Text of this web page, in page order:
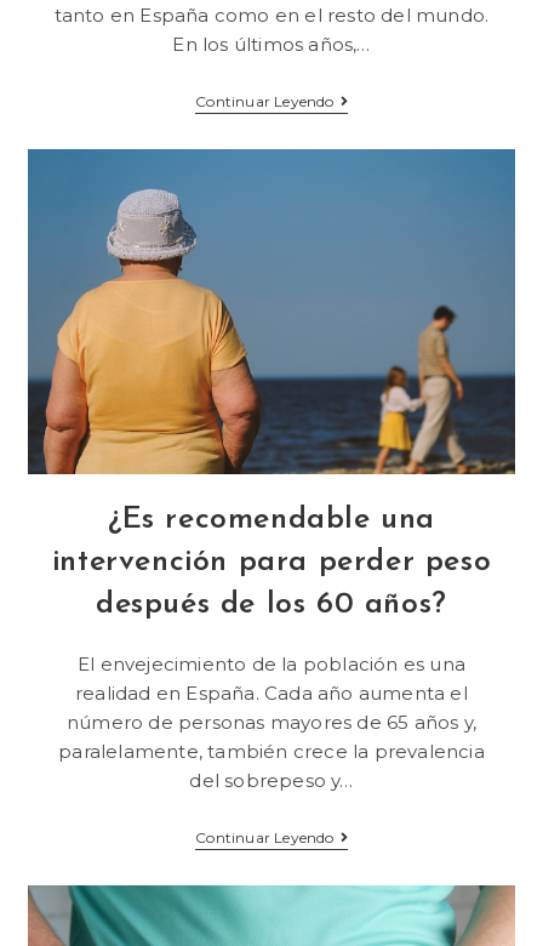
tanto en España como en el resto del mundo.
En los últimos años,…
Continuar Leyendo
¿Es recomendable una
intervención para perder peso
después de los 60 años?
El envejecimiento de la población es una
realidad en España. Cada año aumenta el
número de personas mayores de 65 años y,
paralelamente, también crece la prevalencia
del sobrepeso y…
Continuar Leyendo